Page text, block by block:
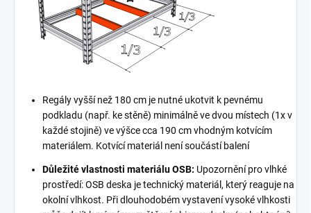
Regály vyšší než 180 cm je nutné ukotvit k pevnému
podkladu (např. ke stěně) minimálně ve dvou místech (1x v
každé stojině) ve výšce cca 190 cm vhodným kotvícím
materiálem. Kotvící materiál není součástí balení
Důležité vlastnosti materiálu OSB: Upozornění pro vlhké
prostředí: OSB deska je technický materiál, který reaguje na
okolní vlhkost. Při dlouhodobém vystavení vysoké vlhkosti